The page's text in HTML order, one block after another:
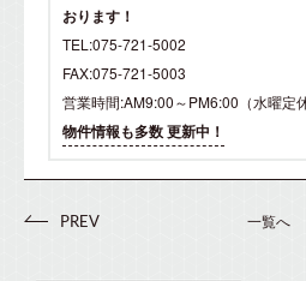
おります！
TEL:075-721-5002
FAX:075-721-5003
営業時間:AM9:00～PM6:00（水曜定
物件情報も多数 更新中！
PREV 一覧へ